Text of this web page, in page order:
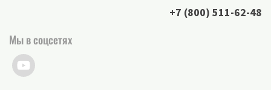
+7 (800) 511-62-48
Мы в соцсетях